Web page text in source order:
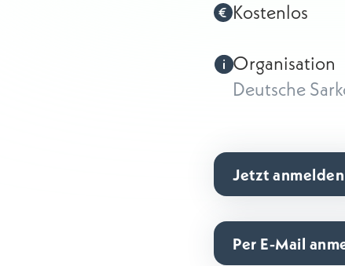
Kostenlos
Organisation
Deutsche
Jetzt anmelden
Per E-Mail